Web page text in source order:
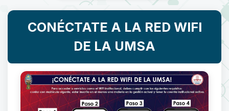
CONÉCTATE A LA RED WIFI
DE LA UMSA